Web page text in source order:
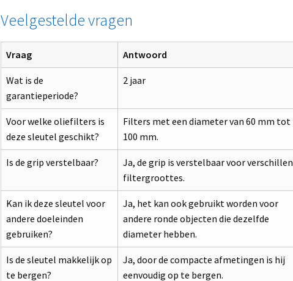
Veelgestelde vragen
Vraag Antwoord
Wat is de
garantieperiode?
2 jaar
Voor welke oliefilters is
deze sleutel geschikt?
Filters met een diameter van 60 mm tot
100 mm.
Is de grip verstelbaar?
Ja, de grip is verstelbaar voor
filtergroottes.
Kan ik deze sleutel voor
andere doeleinden
gebruiken?
Ja, het kan ook gebruikt worden voor
andere ronde objecten die dezelfde
diameter hebben.
Is de sleutel makkelijk op
te bergen?
Ja, door de compacte afmetingen is hij
eenvoudig op te bergen.